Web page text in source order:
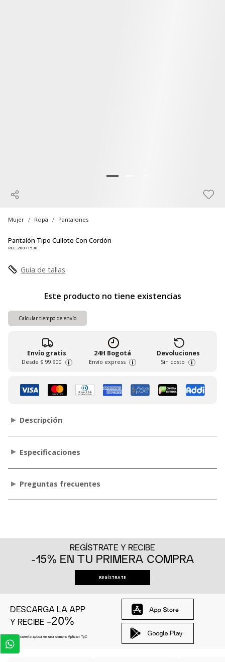
Mujer Ropa Pantalones
Pantalón Tipo Cullote Con Cordón
REF. 28071538
Guia de tallas
Este producto no tiene existencias
Calcular tiempo de envío
Envío gratis
Desde $ 99.900 i
24H Bogotá
Envío express i
Devoluciones
Sin costo i
Descripción
Especificaciones
Preguntas frecuentes
REGÍSTRATE Y RECIBE
-15% EN TU PRIMERA COMPRA
REGÍSTRATE
DESCARGA LA APP
Y RECIBE -20%
El descuento aplica en una compra Aplican TyC